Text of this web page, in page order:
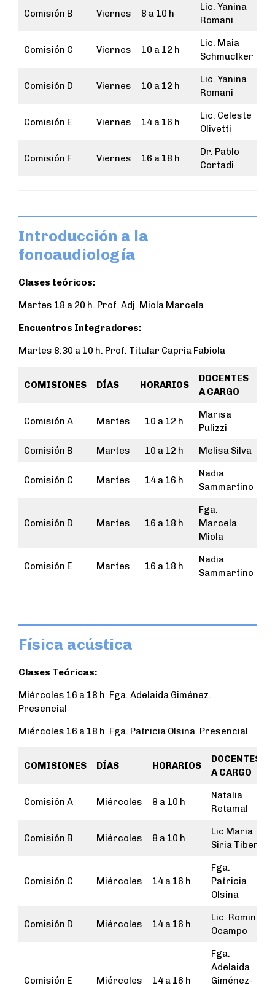
Comisión B Viernes 8 a 10 h
Lic. Yanina
Romani
Comisión C Viernes 10 a 12 h
Lic. Maia
Schmuclker
Comisión D Viernes 10 a 12 h
Lic. Yanina
Romani
Comisión E Viernes 14 a 16 h
Lic. Celeste
Olivetti
Comisión F Viernes 16 a 18 h
Dr. Pablo
Cortadi
Introducción a la
fonoaudiología
Clases teóricos:
Martes 18 a 20 h. Prof. Adj. Miola Marcela
Encuentros Integradores:
Martes 8:30 a 10 h. Prof. Titular Capria Fabiola
COMISIONES DÍAS HORARIOS
DOCENTES
A CARGO
Comisión A Martes 10 a 12 h
Marisa
Pulizzi
Comisión B Martes 10 a 12 h Melisa Silva
Comisión C Martes 14 a 16 h
Nadia
Sammartino
Comisión D Martes 16 a 18 h
Fga.
Marcela
Miola
Comisión E Martes 16 a 18 h
Nadia
Sammartino
Física acústica
Clases Teóricas:
Miércoles 16 a 18 h. Fga. Adelaida Giménez.
Presencial
Miércoles 16 a 18 h. Fga. Patricia Olsina. Presencial
COMISIONES DÍAS HORARIOS
DOCENTES
A CARGO
Comisión A Miércoles 8 a 10 h
Natalia
Retamal
Comisión B Miércoles 8 a 10 h
Lic Maria
Siria Tiberi
Comisión C Miércoles 14 a 16 h
Fga.
Patricia
Olsina
Comisión D Miércoles 14 a 16 h
Lic. Romina
Ocampo
Comisión E Miércoles 14 a 16 h
Fga.
Adelaida
Giménez-